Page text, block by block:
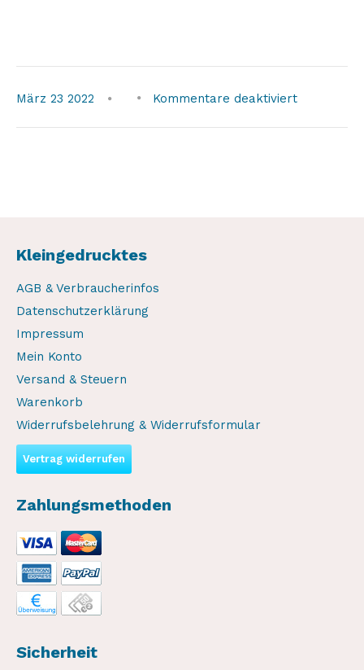
März 23 2022 Kommentare deaktiviertfür
Kleingedrucktes
AGB & Verbraucherinfos
Datenschutzerklärung
Impressum
Mein Konto
Versand & Steuern
Warenkorb
Widerrufsbelehrung & Widerrufsformular
Vertrag widerrufen
Zahlungsmethoden
Sicherheit